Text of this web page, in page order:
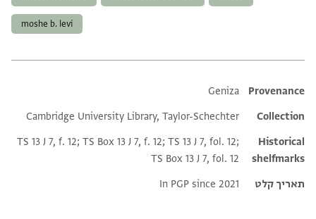
moshe b. levi
Additional metadata
Provenance
Geniza
Collection
Cambridge University Library, Taylor-Schechter
Historical
shelfmarks
TS 13 J 7, f. 12; TS Box 13 J 7, f. 12; TS 13 J 7, fol. 12;
TS Box 13 J 7, fol. 12
תאריך קלט
In PGP since 2021